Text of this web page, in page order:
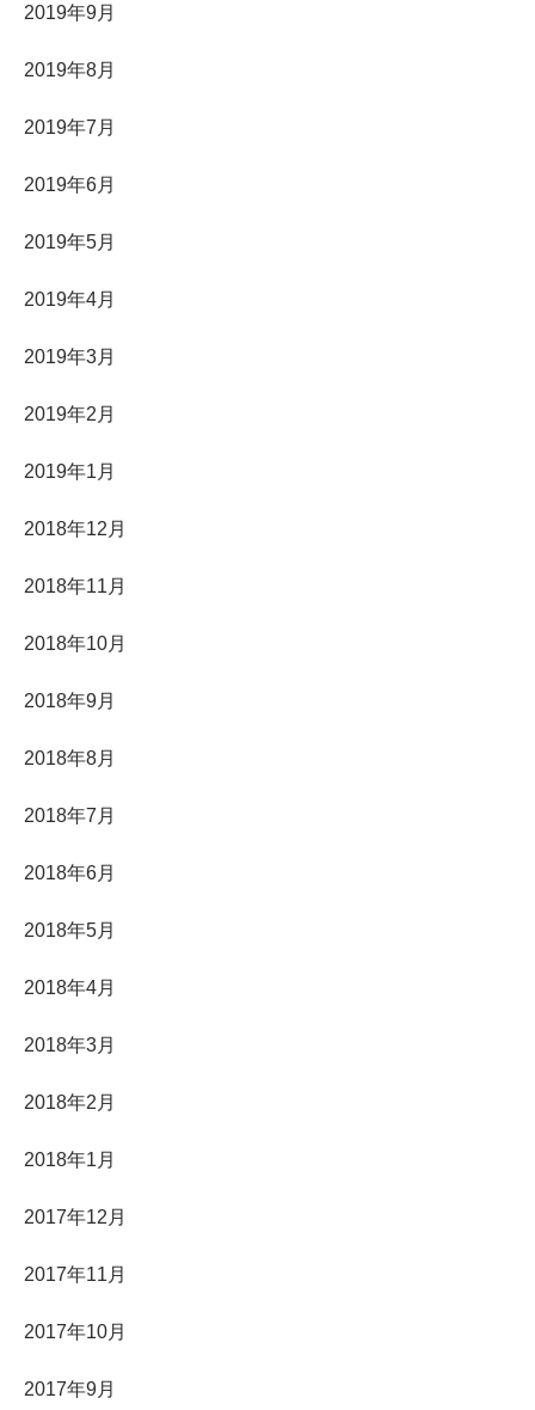
2019年9月
2019年8月
2019年7月
2019年6月
2019年5月
2019年4月
2019年3月
2019年2月
2019年1月
2018年12月
2018年11月
2018年10月
2018年9月
2018年8月
2018年7月
2018年6月
2018年5月
2018年4月
2018年3月
2018年2月
2018年1月
2017年12月
2017年11月
2017年10月
2017年9月